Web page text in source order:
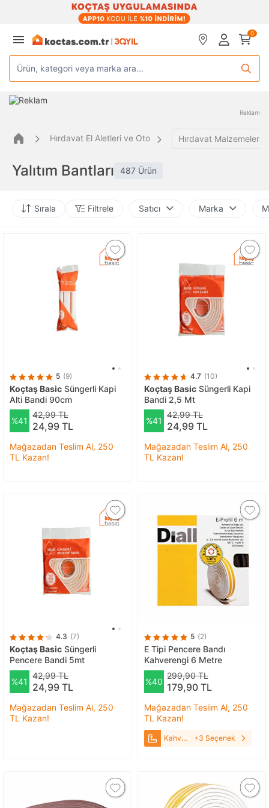
0
Ürün, kategori veya marka ara...
Reklam
Hırdavat El Aletleri ve Oto Hırdavat Malzemeleri
Yalıtım Bantları 487 Ürün
Sırala Filtrele Satıcı Marka
5 (9)
Koçtaş Basic Süngerli Kapi
Alti Bandi 90cm
%41
42,99 TL
24,99 TL
Mağazadan Teslim Al, 250
TL Kazan!
4.7 (10)
Koçtaş Basic Süngerli Kapi
Bandi 2,5 Mt
%41
42,99 TL
24,99 TL
Mağazadan Teslim Al, 250
TL Kazan!
4.3 (7)
Koçtaş Basic Süngerli
Pencere Bandi 5mt
%41
42,99 TL
24,99 TL
Mağazadan Teslim Al, 250
TL Kazan!
5 (2)
E Tipi Pencere Bandı
Kahverengi 6 Metre
%40
299,90 TL
179,90 TL
Mağazadan Teslim Al, 250
TL Kazan!
Kahverengi+3 Seçenek